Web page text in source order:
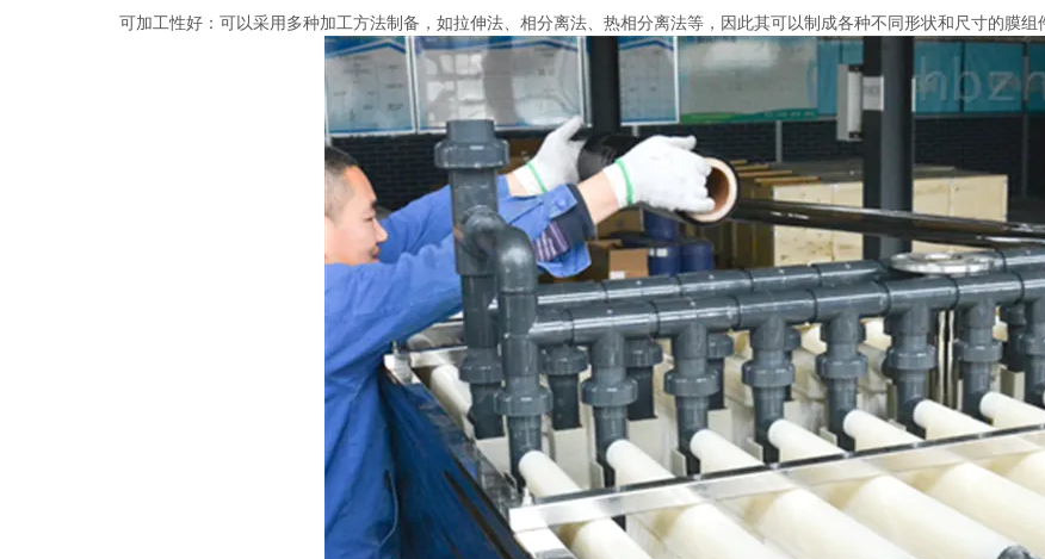
可加工性好：可以采用多种加工方法制备，如拉伸法、相分离法、热相分离法等，因此其可以制成各种不同形状和尺寸的膜组